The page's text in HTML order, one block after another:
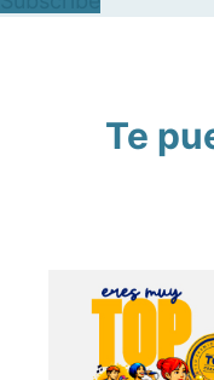
Te